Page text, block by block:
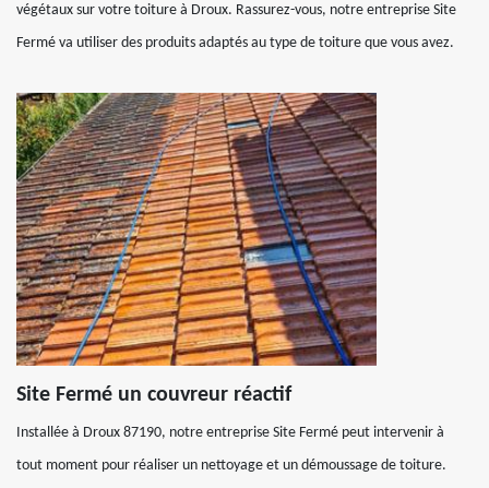
végétaux sur votre toiture à Droux. Rassurez-vous, notre entreprise Site
Fermé va utiliser des produits adaptés au type de toiture que vous avez.
Site Fermé un couvreur réactif
Installée à Droux 87190, notre entreprise Site Fermé peut intervenir à
tout moment pour réaliser un nettoyage et un démoussage de toiture.